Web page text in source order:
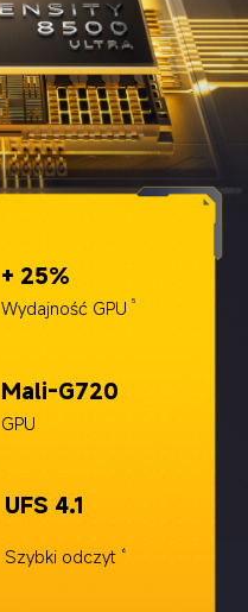
+ 25%
Wydajność GPU 5
Mali-G720
GPU
UFS 4.1
Szybki odczyt 6